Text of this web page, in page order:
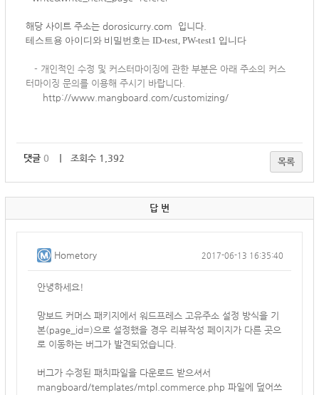
해당 사이트 주소는 dorosicurry.com 입니다.
테스트용 아이디와 비밀번호는 ID-test, PW-test1 입니다
- 개인적인 수정 및 커스터마이징에 관한 부분은 아래 주소의 커스
터마이징 문의를 이용해 주시기 바랍니다.
http://www.mangboard.com/customizing/
댓글 0 ｜ 조회수 1,392 목록
답 변
Hometory 2017-06-13 16:35:40
안녕하세요!
망보드 커머스 패키지에서 워드프레스 ​고유주소 설정 방식을 기
본(page_id=)으로 설정했을 경우 리뷰작성 페이지가 다른 곳으
로 이동하는 버그가 발견되었습니다.
버그가 수정된 패치파일을 다운로드 받으셔서
mangboard/templates/mtpl.commerce.php 파일에 덮어쓰